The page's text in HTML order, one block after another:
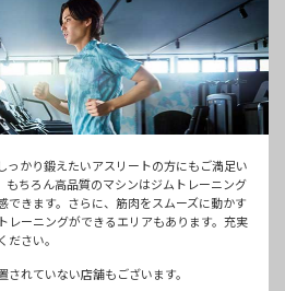
っかり鍛えたいアスリートの方にもご満足い
もちろん高品質のマシンはジムトレーニング
できます。さらに、筋肉をスムーズに動かす
レーニングができるエリアもあります。充実
さい。
れていない店舗もございます。